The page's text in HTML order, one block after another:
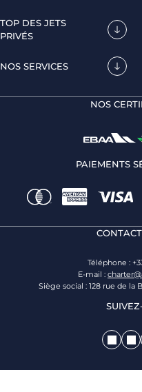
TOP DES JETS
PRIVÉS
NOS SERVICES
NOS
PAIEMENTS
Téléphone :
E-mail :
Siège social : 128 rue de la